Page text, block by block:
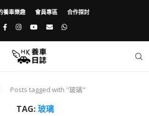
養車樂趣 會員專區 合作探討
Posts tagged with "玻璃"
TAG:玻璃